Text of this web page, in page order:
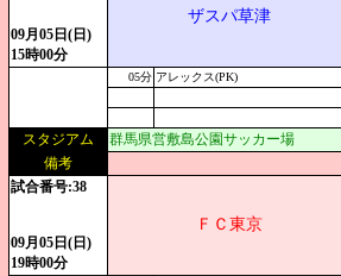
09月05日(日)
15時00分
ザスパ草津
05分 アレックス(PK)
スタジアム
群馬県営敷島公園サッカー場
備考
試合番号:38
09月05日(日)
19時00分
ＦＣ東京